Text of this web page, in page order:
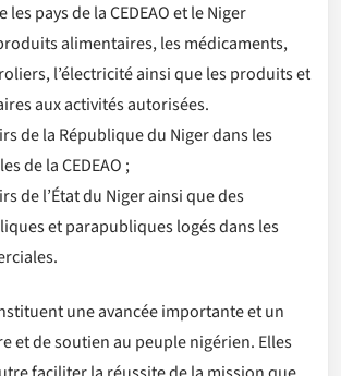
pays de la CEDEAO et le Niger
alimentaires, les médicaments,
l’électricité ainsi que les produits et
aux activités autorisées.
de la République du Niger dans les
de la CEDEAO ;
de l’État du Niger ainsi que des
et parapubliques logés dans les
une avancée importante et un
et de soutien au peuple nigérien. Elles